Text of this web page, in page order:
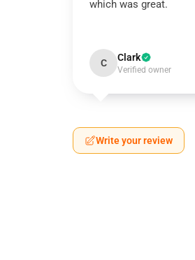
which was great.
C Clark
Verified owner
Write your review